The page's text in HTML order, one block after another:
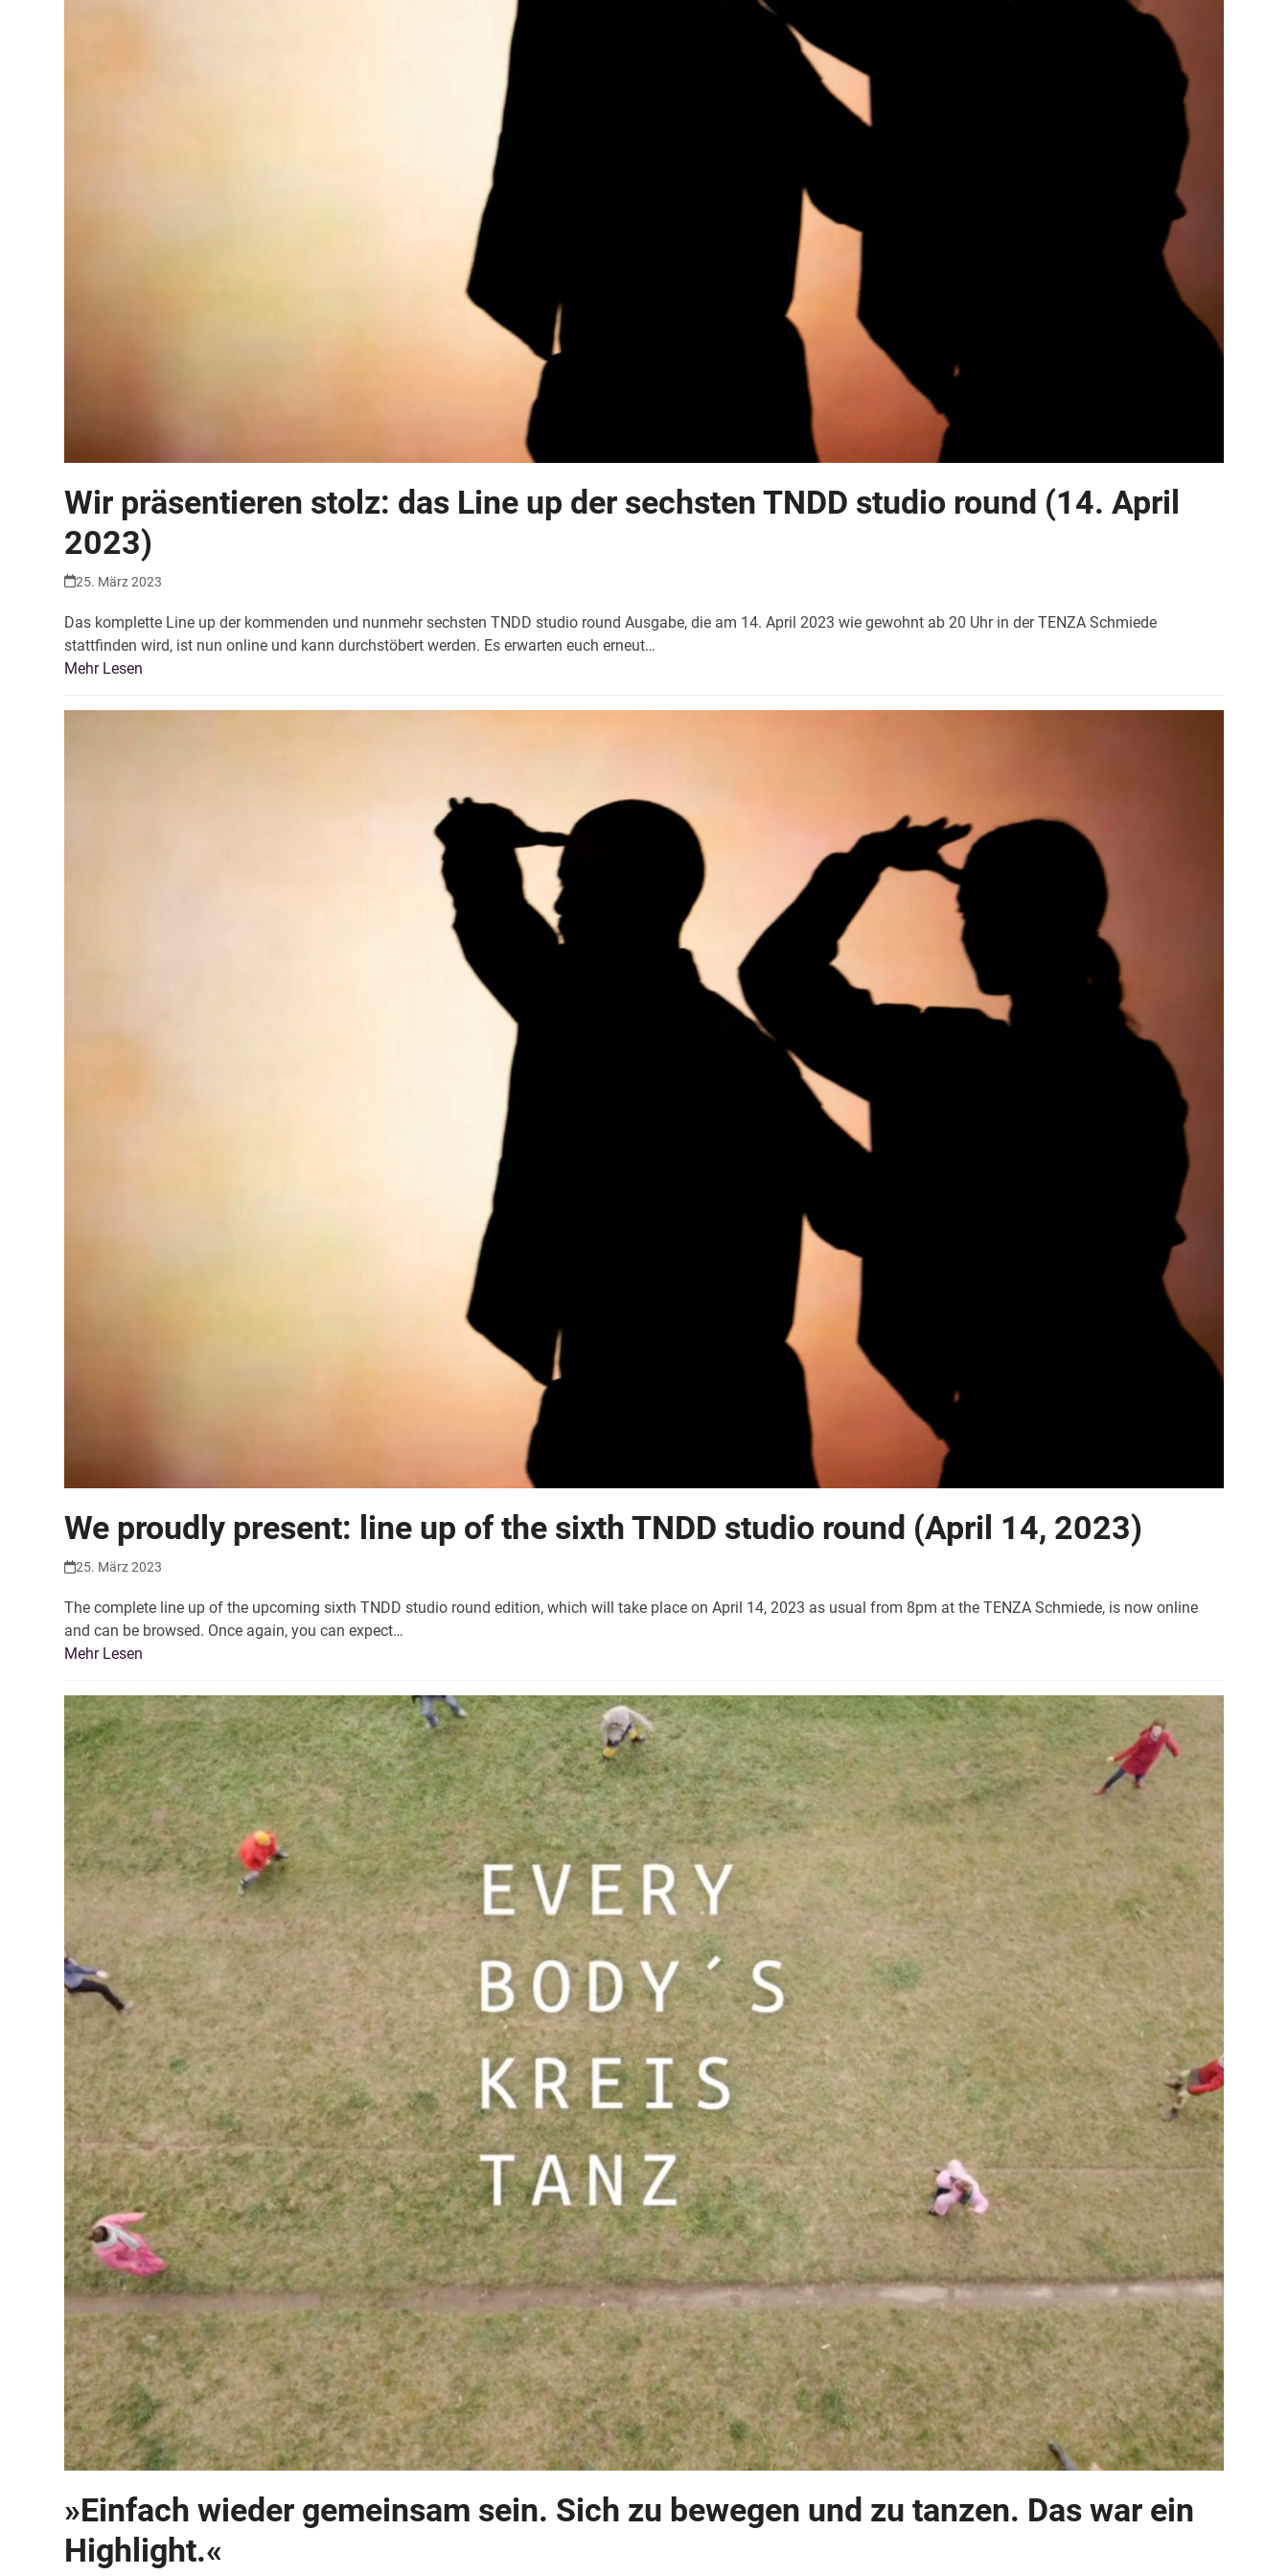
Wir präsentieren stolz: das Line up der sechsten TNDD studio round (14. April
2023)
25. März 2023
Das komplette Line up der kommenden und nunmehr sechsten TNDD studio round Ausgabe, die am 14. April 2023 wie gewohnt ab 20 Uhr in der TENZA Schmiede
stattfinden wird, ist nun online und kann durchstöbert werden. Es erwarten euch erneut…
Mehr Lesen
We proudly present: line up of the sixth TNDD studio round (April 14, 2023)
25. März 2023
The complete line up of the upcoming sixth TNDD studio round edition, which will take place on April 14, 2023 as usual from 8pm at the TENZA Schmiede, is now online
and can be browsed. Once again, you can expect…
Mehr Lesen
»Einfach wieder gemeinsam sein. Sich zu bewegen und zu tanzen. Das war ein
Highlight.«